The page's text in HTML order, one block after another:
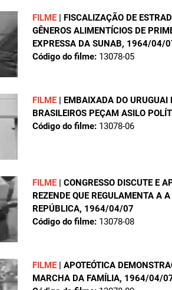
FILME | FISCALIZAÇÃO DE
GÊNEROS ALIMENTÍCIOS DE
EXPRESSA DA SUNAB, 1964/04/
Código do filme: 13078-05
FILME | EMBAIXADA DO
BRASILEIROS PEÇAM ASILO
Código do filme: 13078-06
FILME | CONGRESSO DISCUTE E
REZENDE QUE REGULAMENTA A
REPÚBLICA, 1964/04/07
Código do filme: 13078-08
FILME | APOTEÓTICA
MARCHA DA FAMÍLIA, 1964/04/